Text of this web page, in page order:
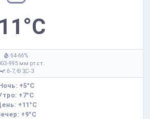
: 64-66%
995 мм рт.ст.
: 6-7,
З,С-З
+5°C
+7°C
+11°C
+9°C